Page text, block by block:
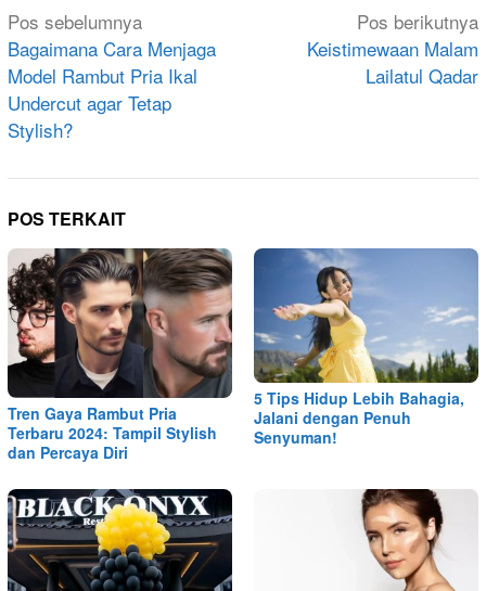
Navigasi
pos
Pos sebelumnya
Bagaimana Cara Menjaga
Model Rambut Pria Ikal
Undercut agar Tetap
Stylish?
Pos berikutnya
Keistimewaan Malam
Lailatul Qadar
POS TERKAIT
Tren Gaya Rambut Pria
Terbaru 2024: Tampil Stylish
dan Percaya Diri
5 Tips Hidup Lebih Bahagia,
Jalani dengan Penuh
Senyuman!